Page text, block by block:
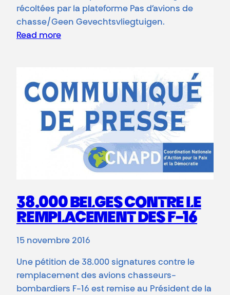
récoltées par la plateforme Pas d’avions de
chasse/Geen Gevechtsvliegtuigen.
Read more
38.000 BELGES CONTRE LE
REMPLACEMENT DES F-16
15 novembre 2016
Une pétition de 38.000 signatures contre le
remplacement des avions chasseurs-
bombardiers F-16 est remise au Président de la